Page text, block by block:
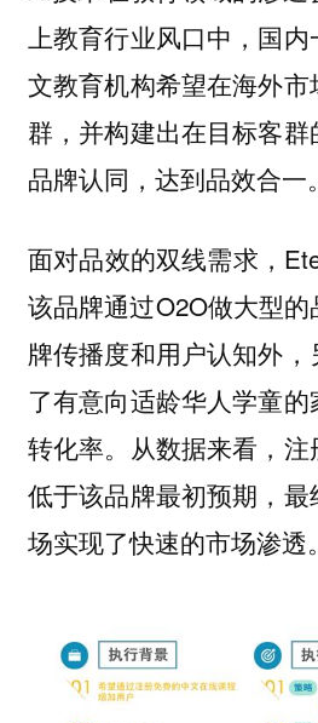
上教育行业风口中，国
文教育机构希望在海外
群，并构建出在目标客
品牌认同，达到品效合一。
面对品效的双线需求，
该品牌通过O2O做大型
牌传播度和用户认知外
了有意向适龄华人学童
转化率。从数据来看，
低于该品牌最初预期，
场实现了快速的市场渗透。